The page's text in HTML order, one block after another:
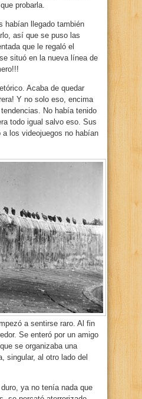
probarla.
habían llegado también
así que se puso las
que le regaló el
situó en la nueva línea de
Acaba de quedar
Y no solo eso, encima
No había tenido
todo igual salvo eso. Sus
los videojuegos no habían
a sentirse raro. Al fin
Se enteró por un amigo
se organizaba una
singular, al otro lado del
ya no tenía nada que